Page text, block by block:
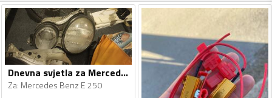
Dnevna svjetla za Mercedes Benz - E 250
Za: Mercedes Benz E 250